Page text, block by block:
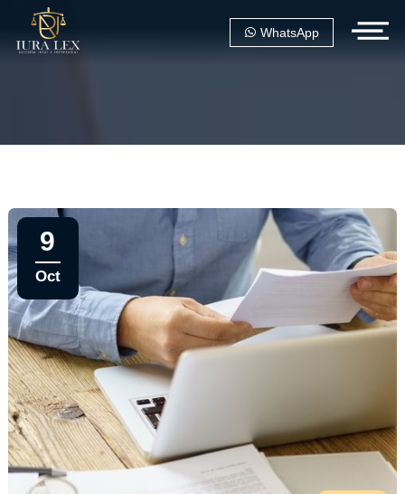
WhatsApp
9
Oct